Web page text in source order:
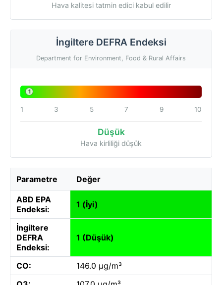
Hava kalitesi tatmin edici kabul edilir
İngiltere DEFRA Endeksi
Department for Environment, Food & Rural Affairs
1
1 3 5 7 9 10
Düşük
Hava kirliliği düşük
Parametre Değer
ABD EPA
Endeksi:
1 (İyi)
İngiltere
DEFRA
Endeksi:
1 (Düşük)
CO:
146.0 µg/m³